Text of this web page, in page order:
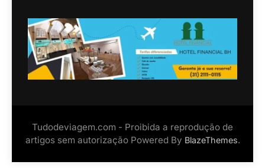
Tudodeviagem.com - Proibida a reprodução de
artigos sem autorização Powered By BlazeThemes.